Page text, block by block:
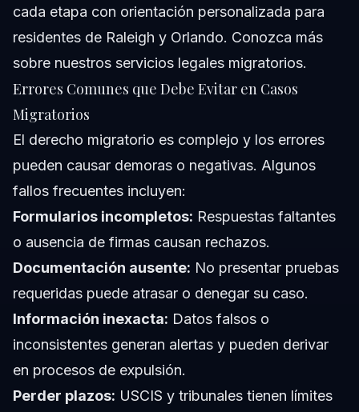
cada etapa con orientación personalizada para
residentes de Raleigh y Orlando. Conozca más
sobre nuestros servicios legales migratorios.
Errores Comunes que Debe Evitar en Casos
Migratorios
El derecho migratorio es complejo y los errores
pueden causar demoras o negativas. Algunos
fallos frecuentes incluyen:
Formularios incompletos: Respuestas faltantes
o ausencia de firmas causan rechazos.
Documentación ausente: No presentar pruebas
requeridas puede atrasar o denegar su caso.
Información inexacta: Datos falsos o
inconsistentes generan alertas y pueden derivar
en procesos de expulsión.
Perder plazos: USCIS y tribunales tienen límites